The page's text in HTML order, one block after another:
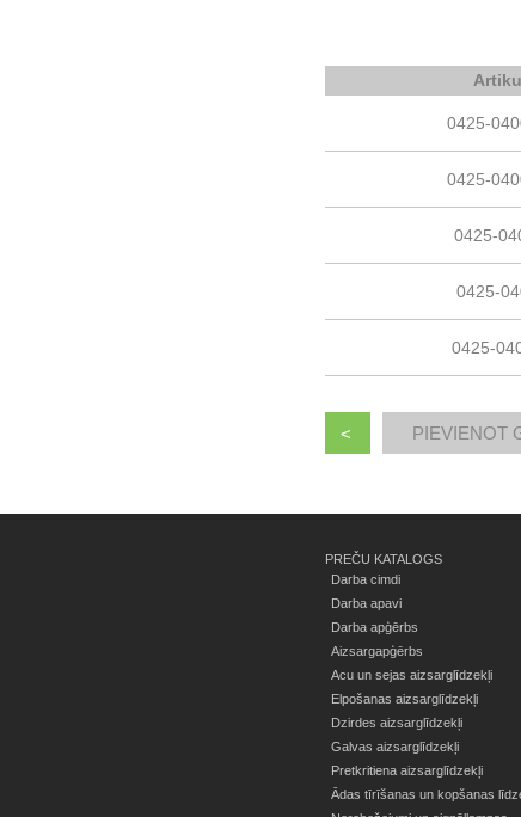
0425-
0425-
0425-
0425-
0425-
<
PREČU KATALOGS
Darba cimdi
Darba apavi
Darba apģērbs
Aizsargapģērbs
Acu un sejas aizsarglīdzekļi
Elpošanas aizsarglīdzekļi
Dzirdes aizsarglīdzekļi
Galvas aizsarglīdzekļi
Pretkritiena aizsarglīdzekļi
Ādas tīrīšanas un kopšanas